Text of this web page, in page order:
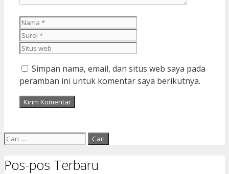
Nama
Simpan nama, email, dan situs web saya pada
peramban ini untuk komentar saya berikutnya.
Cari
Pos-pos Terbaru